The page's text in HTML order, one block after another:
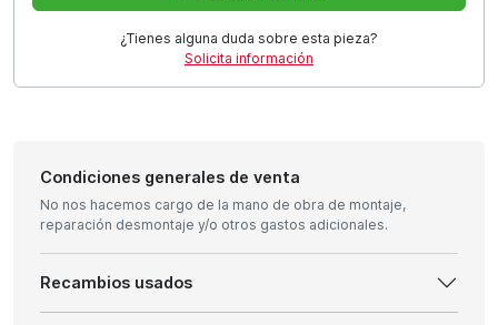
¿Tienes alguna duda sobre esta pieza?
Solicita información
Condiciones generales de venta
No nos hacemos cargo de la mano de obra de montaje,
reparación desmontaje y/o otros gastos adicionales.
Recambios usados